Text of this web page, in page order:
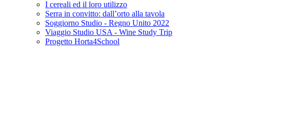
I cereali ed il loro utilizzo
Serra in convitto: dall’orto alla tavola
Soggiorno Studio - Regno Unito 2022
Viaggio Studio USA - Wine Study Trip
Progetto Horta4School